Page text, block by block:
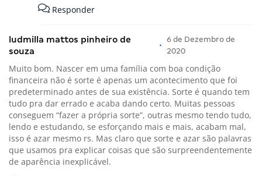
Responder
ludmilla mattos pinheiro de
souza
•
6 de Dezembro de
2020
Muito bom. Nascer em uma família com boa condição
financeira não é sorte é apenas um acontecimento que foi
predeterminado antes de sua existência. Sorte é quando tem
tudo pra dar errado e acaba dando certo. Muitas pessoas
conseguem “fazer a própria sorte”, outras mesmo tendo tudo,
lendo e estudando, se esforçando mais e mais, acabam mal,
isso é azar mesmo rs. Mas claro que sorte e azar são palavras
que usamos pra explicar coisas que são surpreendentemente
de aparência inexplicável.